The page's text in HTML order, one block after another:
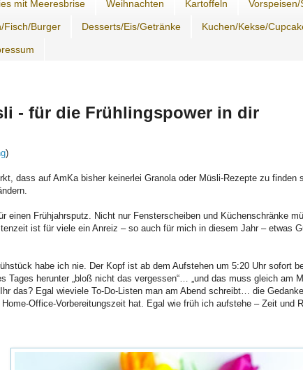
mit Meeresbrise Weihnachten Kartoffeln
Fisch/Burger Desserts/Eis/Getränke Kuchen/Kekse/
- für die Frühlingspower in dir
)
dass auf AmKa bisher keinerlei Granola oder Müsli-Rezepte zu
einen Frühjahrsputz. Nicht nur Fensterscheiben und Küchenschränke
ist für viele ein Anreiz – so auch für mich in diesem Jahr – etwas
habe ich nie. Der Kopf ist ab dem Aufstehen um 5:20 Uhr sofort
Tages herunter „bloß nicht das vergessen“… „und das muss gleich am
das? Egal wieviele To-Do-Listen man am Abend schreibt… die
Office-Vorbereitungszeit hat. Egal wie früh ich aufstehe – Zeit und